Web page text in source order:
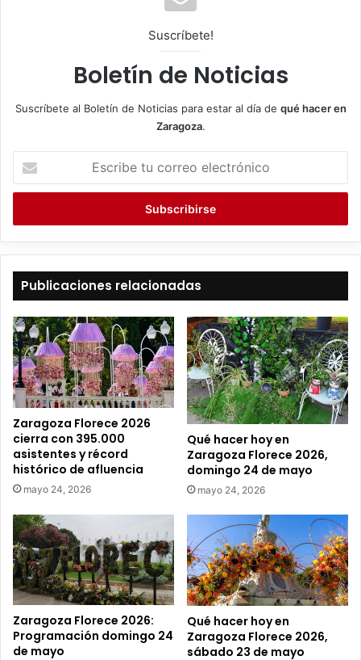
Suscríbete!
Boletín de Noticias
Suscríbete al Boletín de Noticias para estar al día de qué hacer en
Zaragoza.
c
i
b
o
r
r
e
o
l
c
t
ó
n
i
c
o
Publicaciones relacionadas
Zaragoza Florece 2026
cierra con 395.000
asistentes y récord
histórico de afluencia
mayo 24, 2026
Qué hacer hoy en
Zaragoza Florece 2026,
domingo 24 de mayo
mayo 24, 2026
Zaragoza Florece 2026:
Programación domingo 24
de mayo
Qué hacer hoy en
Zaragoza Florece 2026,
sábado 23 de mayo